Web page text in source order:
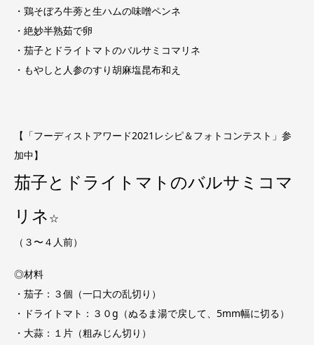
・鶏そぼろ牛蒡と生ハムの味噌ペンネ
・絶妙半熟茹で卵
・茄子とドライトマトのバルサミコマリネ
・もやしと人参のすり胡麻塩昆布和え
【「フーディストアワード2021レシピ＆フォトコンテスト」参
加中】
茄子とドライトマトのバルサミコマ
リネ ☆
（３〜４人前）
◎材料
・茄子：３個（一口大の乱切り）
・ドライトマト：３０g（ぬるま湯で戻して、5mm幅に切る）
・大蒜：１片（粗みじん切り）